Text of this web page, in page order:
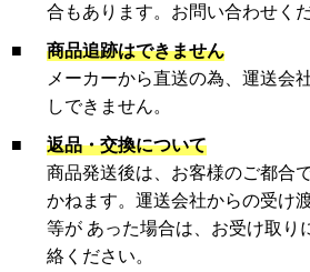
合もあります。お問い合わせくだ
■
商品追跡はできません
メーカーから直送の為、運送会
しできません。
■
返品・交換について
商品発送後は、お客様のご都合
かねます。運送会社からの受け
等が あった場合は、お受け取り
絡ください。